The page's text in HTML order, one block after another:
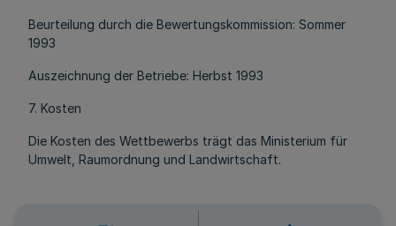
Beurteilung durch die Bewertungskommission: Sommer
1993
Auszeichnung der Betriebe: Herbst 1993
7. Kosten
Die Kosten des Wettbewerbs trägt das Ministerium für
Umwelt, Raumordnung und Landwirtschaft.